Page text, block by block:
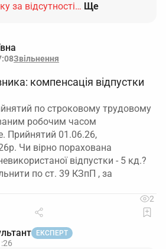
за відсутності… Ще
Звільнення
компенсація відпустки
по строковому трудовому
робочим часом
Прийнятий 01.06.26,
Чи вірно порахована
відпустки - 5 кд.?
по ст. 39 КЗпП , за
2
ЕКСПЕРТ